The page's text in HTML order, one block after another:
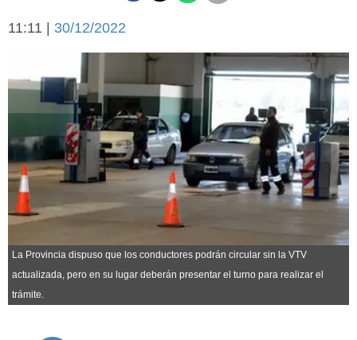
Cines
Economía y campo
Economía y finanzas
Con el campo
Espacio empresas
Sociedad y tiempo
libre
Sociedad
Tecnología
Turismo
Salud
Es viral
El tiempo
Cartón Lleno
Fúnebres
11:11 | 30/12/2022
La Provincia dispuso que los conductores podrán circular sin la VTV
actualizada, pero en su lugar deberán presentar el turno para realizar el
trámite.